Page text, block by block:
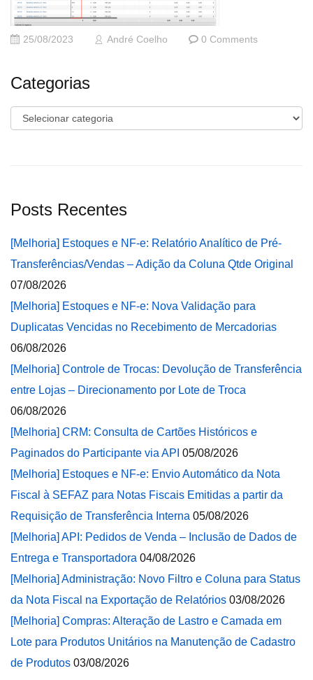
25/08/2023 André Coelho 0 Comments
Categorias
Categorias
Posts Recentes
[Melhoria] Estoques e NF-e: Relatório Analítico de Pré-
Transferências/Vendas – Adição da Coluna Qtde Original
07/08/2026
[Melhoria] Estoques e NF-e: Nova Validação para
Duplicatas Vencidas no Recebimento de Mercadorias
06/08/2026
[Melhoria] Controle de Trocas: Devolução de Transferência
entre Lojas – Direcionamento por Lote de Troca
06/08/2026
[Melhoria] CRM: Consulta de Cartões Históricos e
Paginados do Participante via API 05/08/2026
[Melhoria] Estoques e NF-e: Envio Automático da Nota
Fiscal à SEFAZ para Notas Fiscais Emitidas a partir da
Requisição de Transferência Interna 05/08/2026
[Melhoria] API: Pedidos de Venda – Inclusão de Dados de
Entrega e Transportadora 04/08/2026
[Melhoria] Administração: Novo Filtro e Coluna para Status
da Nota Fiscal na Exportação de Relatórios 03/08/2026
[Melhoria] Compras: Alteração de Lastro e Camada em
Lote para Produtos Unitários na Manutenção de Cadastro
de Produtos 03/08/2026